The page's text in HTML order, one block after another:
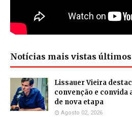
Notícias mais vistas últimos
Lissauer Vieira
convenção e
de nova etapa
Agosto 02, 2026